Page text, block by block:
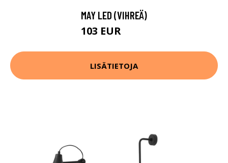
MAY LED (VIHREÄ)
103 EUR
LISÄTIETOJA